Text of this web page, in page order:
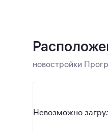
новостройки
Невозможно